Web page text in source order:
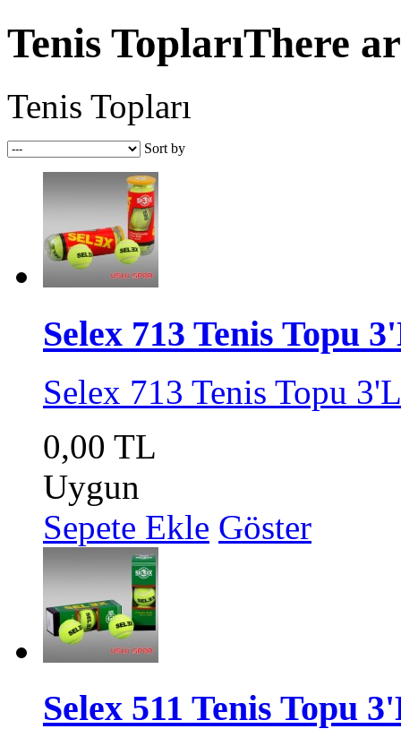
Tenis ToplarıThere
Tenis Topları
Sort by
Selex 713 Tenis Topu
Selex 713 Tenis Topu
0,00 TL
Uygun
Sepete Ekle Göster
Selex 511 Tenis Topu